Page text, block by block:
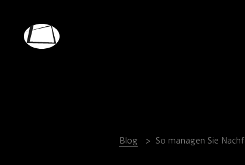
main
Blog So managen Sie